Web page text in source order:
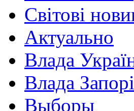
Світові
Актуально
Влада
Влада
Выборы